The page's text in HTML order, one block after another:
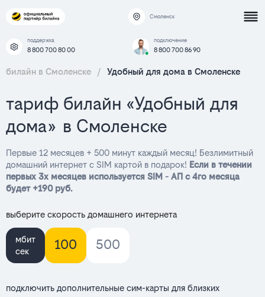
Смоленск
поддержка
8 800 700 80 00
подключение
8 800 700 86 90
билайн в Смоленске / Удобный для дома в Смоленске
тариф билайн «Удобный для
дома» в Смоленске
Первые 12 месяцев + 500 минут каждый месяц! Безлимитный
домашний интернет с SIM картой в подарок! Если в течении
первых 3х месяцев используется SIM - АП с 4го месяца
будет +190 руб.
выберите скорость домашнего интернета
мбит
сек
100 500
подключить дополнительные сим-карты для близких